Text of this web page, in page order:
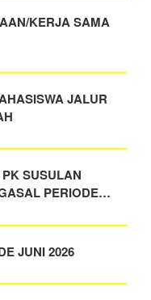
KERJA SAMA
JALUR
SUSULAN
PERIODE…
JUNI 2026